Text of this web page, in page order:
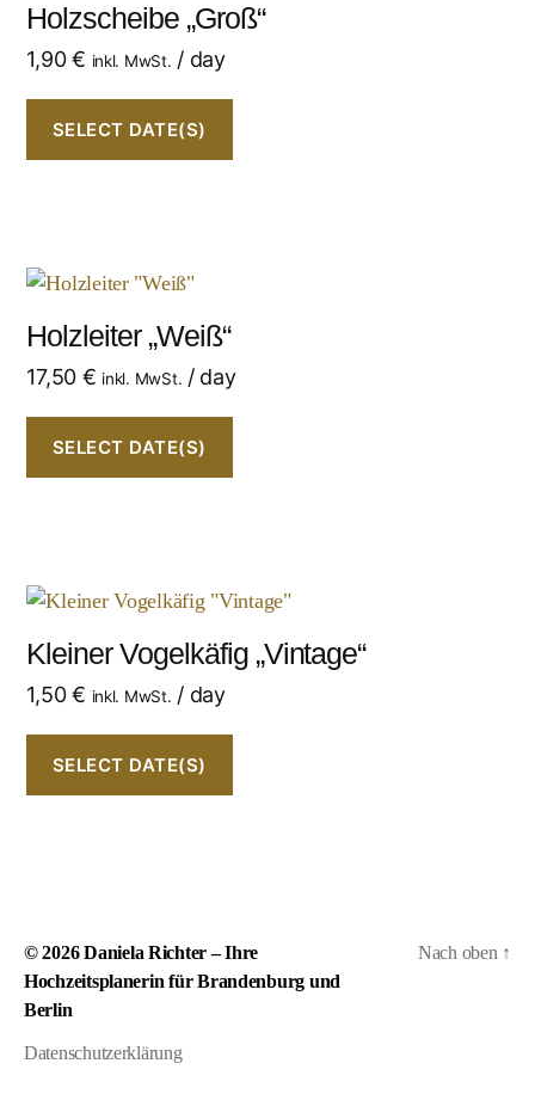
Holzscheibe „Groß“
1,90€ inkl. MwSt. / day
SELECT DATE(S)
Holzleiter „Weiß“
17,50 € inkl. MwSt. / day
SELECT DATE(S)
Kleiner Vogelkäfig „Vintage“
1,50€ inkl. MwSt. / day
SELECT DATE(S)
© 2026Daniela Richter – Ihre
Hochzeitsplanerin für Brandenburg und
Berlin
Datenschutzerklärung
Nach oben ↑